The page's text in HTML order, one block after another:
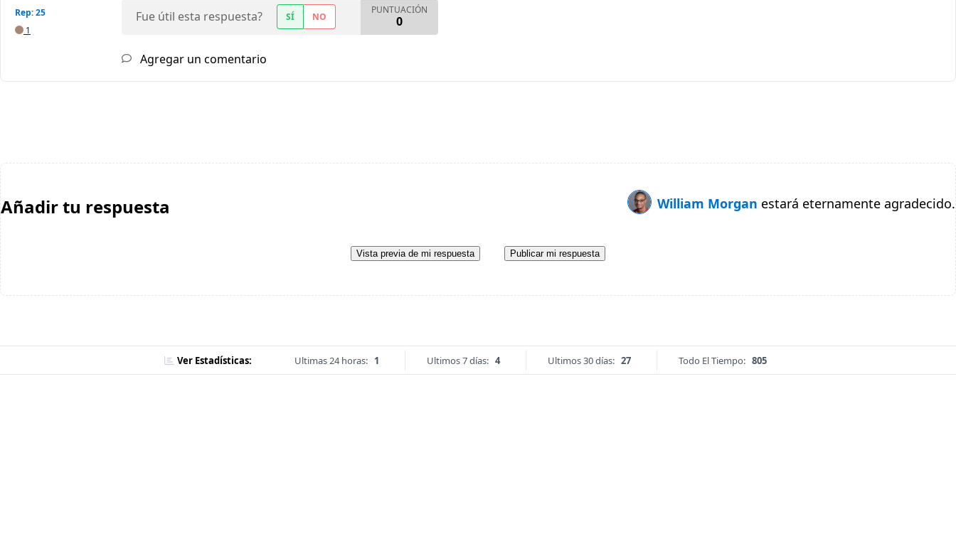
Rep: 25
1
Fue útil esta respuesta? SÍ NO
PUNTUACIÓN
0
Agregar un comentario
Añadir tu respuesta William Morgan estará eternamente agradecido.
Vista previa de mi respuesta Publicar mi respuesta
Ver Estadísticas: Ultimas 24 horas: 1 Ultimos 7 días: 4 Ultimos 30 días: 27 Todo El Tiempo: 805